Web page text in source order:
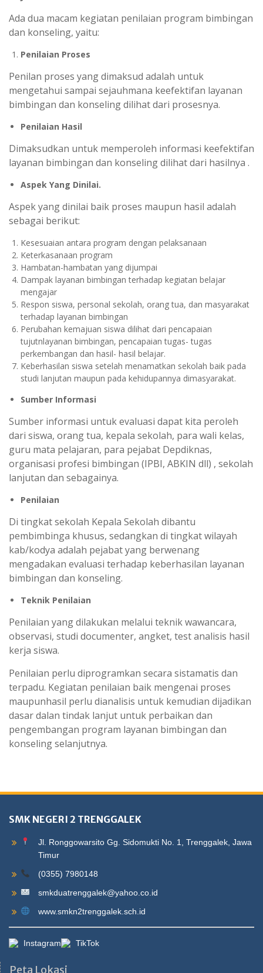
Ada dua macam kegiatan penilaian program bimbingan
dan konseling, yaitu:
Penilaian Proses
Penilan proses yang dimaksud adalah untuk
mengetahui sampai sejauhmana keefektifan layanan
bimbingan dan konseling dilihat dari prosesnya.
Penilaian Hasil
Dimaksudkan untuk memperoleh informasi keefektifan
layanan bimbingan dan konseling dilihat dari hasilnya .
Aspek Yang Dinilai.
Aspek yang dinilai baik proses maupun hasil adalah
sebagai berikut:
Kesesuaian antara program dengan pelaksanaan
Keterkasanaan program
Hambatan-hambatan yang dijumpai
Dampak layanan bimbingan terhadap kegiatan belajar
mengajar
Respon siswa, personal sekolah, orang tua, dan masyarakat
terhadap layanan bimbingan
Perubahan kemajuan siswa dilihat dari pencapaian
tujutnlayanan bimbingan, pencapaian tugas- tugas
perkembangan dan hasil- hasil belajar.
Keberhasilan siswa setelah menamatkan sekolah baik pada
studi lanjutan maupun pada kehidupannya dimasyarakat.
Sumber Informasi
Sumber informasi untuk evaluasi dapat kita peroleh
dari siswa, orang tua, kepala sekolah, para wali kelas,
guru mata pelajaran, para pejabat Depdiknas,
organisasi profesi bimbingan (IPBI, ABKIN dll) , sekolah
lanjutan dan sebagainya.
Penilaian
Di tingkat sekolah Kepala Sekolah dibantu
pembimbinga khusus, sedangkan di tingkat wilayah
kab/kodya adalah pejabat yang berwenang
mengadakan evaluasi terhadap keberhasilan layanan
bimbingan dan konseling.
Teknik Penilaian
Penilaian yang dilakukan melalui teknik wawancara,
observasi, studi documenter, angket, test analisis hasil
kerja siswa.
Penilaian perlu diprogramkan secara sistamatis dan
terpadu. Kegiatan penilaian baik mengenai proses
maupunhasil perlu dianalisis untuk kemudian dijadikan
dasar dalan tindak lanjut untuk perbaikan dan
pengembangan program layanan bimbingan dan
konseling selanjutnya.
SMK NEGERI 2 TRENGGALEK
Jl. Ronggowarsito Gg. Sidomukti No. 1, Trenggalek, Jawa
Timur
(0355) 7980148
smkduatrenggalek@yahoo.co.id
www.smkn2trenggalek.sch.id
Instagram TikTok
Peta Lokasi